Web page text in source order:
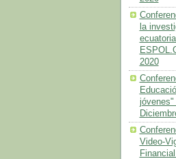
la
2020
jóvenes"
Video-